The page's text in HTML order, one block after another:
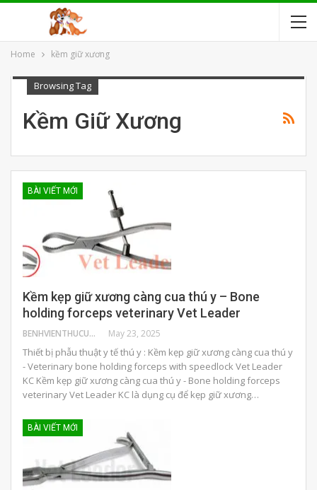
Home kềm giữ xương
Browsing Tag
Kềm Giữ Xương
BÀI VIẾT MỚI
Kềm kẹp giữ xương càng cua thú y – Bone
holding forceps veterinary Vet Leader
BENHVIENTHUCUNG May 23, 2025
Thiết bị phẫu thuật y tế thú y : Kềm kẹp giữ xương càng cua thú y
- Veterinary bone holding forceps with speedlock Vet Leader
KC Kềm kẹp giữ xương càng cua thú y - Bone holding forceps
veterinary Vet Leader KC là dụng cụ để kẹp giữ xương…
BÀI VIẾT MỚI